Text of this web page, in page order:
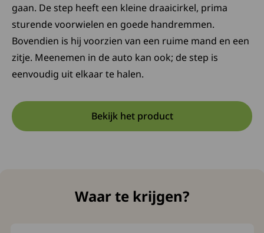
gaan. De step heeft een kleine draaicirkel, prima
sturende voorwielen en goede handremmen.
Bovendien is hij voorzien van een ruime mand en een
zitje. Meenemen in de auto kan ook; de step is
eenvoudig uit elkaar te halen.
Bekijk het product
Opent in een nieuwe tab:
Deze link opent in een nieuw
Waar te krijgen?